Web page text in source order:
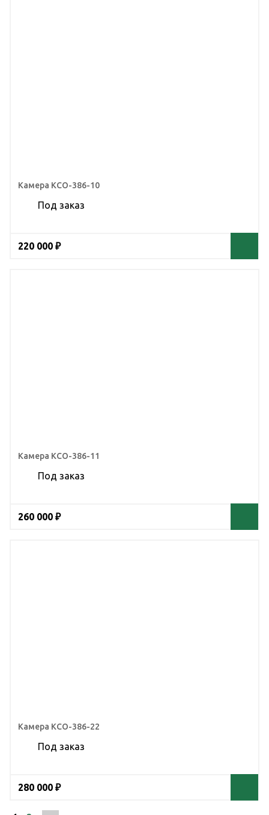
Камера КСО-386-10
Под заказ
220 000 ₽
Камера КСО-386-11
Под заказ
260 000 ₽
Камера КСО-386-22
Под заказ
280 000 ₽